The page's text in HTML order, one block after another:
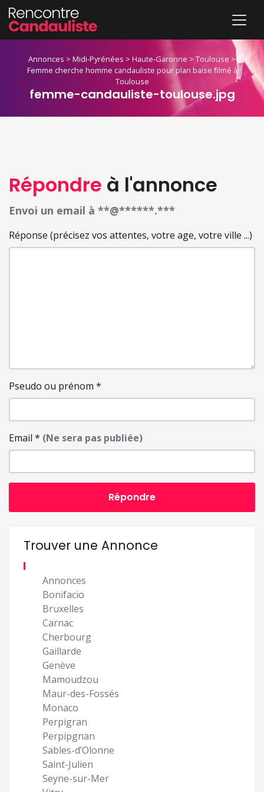
Annonces > Midi-Pyrénées > Haute-Garonne > Toulouse >
Femme cherche homme candauliste pour plan baise filmé à
Toulouse
femme-candauliste-toulouse.jpg
Répondre à l'annonce
Envoi un email à **@******.***
Réponse (précisez vos attentes, votre age, votre ville ...)
Pseudo ou prénom *
Email * (Ne sera pas publiée)
Répondre
Trouver une Annonce
Annonces
Bonifacio
Bruxelles
Carnac
Cherbourg
Gaillarde
Genève
Mamoudzou
Maur-des-Fossés
Monaco
Perpigran
Perpipgnan
Sables-d’Olonne
Saint-Julien
Seyne-sur-Mer